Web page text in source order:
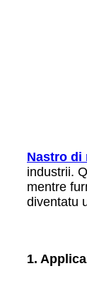
Nastro di
industrii.
mentre
diventatu
1.